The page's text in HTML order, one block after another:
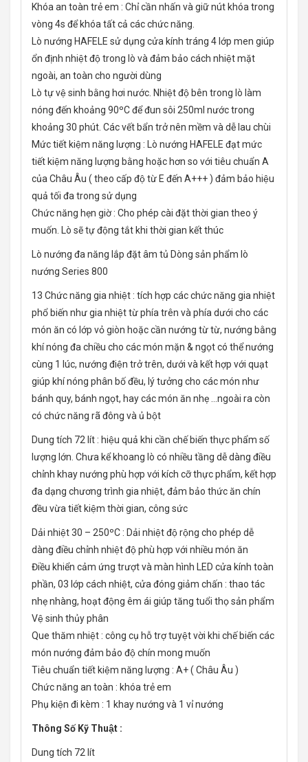
Khóa an toàn trẻ em : Chỉ cần nhấn và giữ nút khóa trong
vòng 4s để khóa tất cả các chức năng.
Lò nướng HAFELE sử dụng cửa kính tráng 4 lớp men giúp
ổn định nhiệt độ trong lò và đảm bảo cách nhiệt mặt
ngoài, an toàn cho người dùng
Lò tự vệ sinh bằng hơi nước. Nhiệt độ bên trong lò làm
nóng đến khoảng 90ºC để đun sôi 250ml nước trong
khoảng 30 phút. Các vết bẩn trở nên mềm và dễ lau chùi
Mức tiết kiệm năng lượng : Lò nướng HAFELE đạt mức
tiết kiệm năng lượng bằng hoặc hơn so với tiêu chuẩn A
của Châu Âu ( theo cấp độ từ E đến A+++ ) đảm bảo hiệu
quả tối đa trong sử dụng
Chức năng hẹn giờ : Cho phép cài đặt thời gian theo ý
muốn. Lò sẽ tự động tắt khi thời gian kết thúc
Lò nướng đa năng lắp đặt âm tủ Dòng sản phẩm lò
nướng Series 800
13 Chức năng gia nhiệt : tích hợp các chức năng gia nhiệt
phổ biến như gia nhiệt từ phía trên và phía dưới cho các
món ăn có lớp vỏ giòn hoặc cần nướng từ từ, nướng bằng
khí nóng đa chiều cho các món mặn & ngọt có thể nướng
cùng 1 lúc, nướng điện trở trên, dưới và kết hợp với quạt
giúp khí nóng phân bố đều, lý tưởng cho các món như
bánh quy, bánh ngọt, hay các món ăn nhẹ …ngoài ra còn
có chức năng rã đông và ủ bột
Dung tích 72 lít : hiệu quả khi cần chế biến thực phẩm số
lượng lớn. Chưa kể khoang lò có nhiều tầng dễ dàng điều
chỉnh khay nướng phù hợp với kích cỡ thực phẩm, kết hợp
đa dạng chương trình gia nhiệt, đảm bảo thức ăn chín
đều vừa tiết kiệm thời gian, công sức
Dải nhiệt 30 – 250ºC : Dải nhiệt độ rộng cho phép dễ
dàng điều chỉnh nhiệt độ phù hợp với nhiều món ăn
Điều khiển cảm ứng trượt và màn hình LED cửa kính toàn
phần, 03 lớp cách nhiệt, cửa đóng giảm chấn : thao tác
nhẹ nhàng, hoạt động êm ái giúp tăng tuổi thọ sản phẩm
Vệ sinh thủy phân
Que thăm nhiệt : công cụ hỗ trợ tuyệt vời khi chế biến các
món nướng đảm bảo độ chín mong muốn
Tiêu chuẩn tiết kiệm năng lượng : A+ ( Châu Âu )
Chức năng an toàn : khóa trẻ em
Phụ kiện đi kèm : 1 khay nướng và 1 vỉ nướng
Thông Số Kỹ Thuật :
Dung tích 72 lít